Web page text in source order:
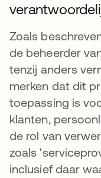
Zoals
de beheerder
tenzij anders
merken dat dit
toepassing is
klanten,
de rol van
zoals
inclusief daar